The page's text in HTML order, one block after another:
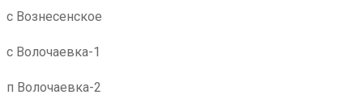
с Вознесенское
с Волочаевка-1
п Волочаевка-2